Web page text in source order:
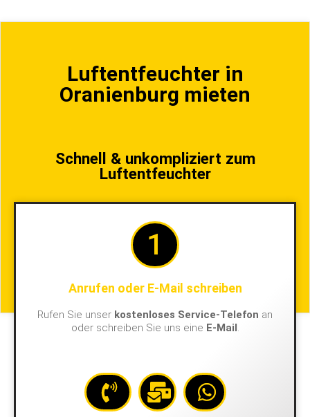
Luftentfeuchter in
Oranienburg mieten
Schnell & unkompliziert zum
Luftentfeuchter
1
Anrufen oder E-Mail schreiben
Rufen Sie unser kostenloses Service-Telefon an
oder schreiben Sie uns eine E-Mail.